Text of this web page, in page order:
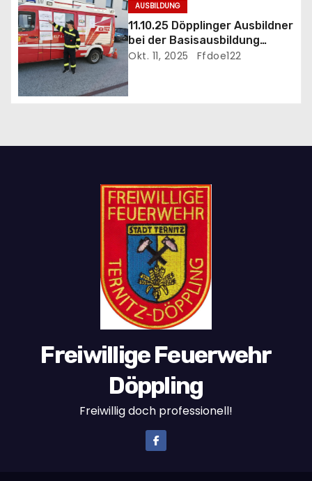
o
n
AUSBILDUNG
11.10.25 Döpplinger Ausbildner
bei der Basisausbildung
eingesetzt
Okt. 11, 2025 Ffdoe122
Freiwillige Feuerwehr
Döppling
Freiwillig doch professionell!